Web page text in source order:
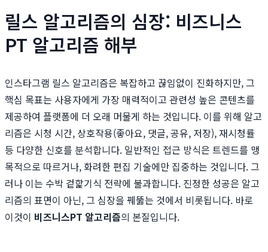
릴스 알고리즘의 심장: 비즈니스
PT 알고리즘 해부
인스타그램 릴스 알고리즘은 복잡하고 끊임없이 진화하지만, 그
핵심 목표는 사용자에게 가장 매력적이고 관련성 높은 콘텐츠를
제공하여 플랫폼에 더 오래 머물게 하는 것입니다. 이를 위해 알고
리즘은 시청 시간, 상호작용(좋아요, 댓글, 공유, 저장), 재시청률
등 다양한 신호를 분석합니다. 일반적인 접근 방식은 트렌드를 맹
목적으로 따르거나, 화려한 편집 기술에만 집중하는 것입니다. 그
러나 이는 수박 겉핥기식 전략에 불과합니다. 진정한 성공은 알고
리즘의 표면이 아닌, 그 심장을 꿰뚫는 것에서 비롯됩니다. 바로
이것이 비즈니스PT 알고리즘의 본질입니다.